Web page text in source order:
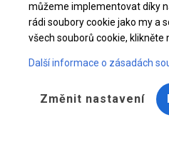
můžeme implementovat díky
rádi soubory cookie jako my a
všech souborů cookie, klikněte
Další informace o zásadách
Změnit nastavení